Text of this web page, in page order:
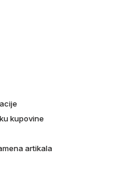
kupovine
artikala